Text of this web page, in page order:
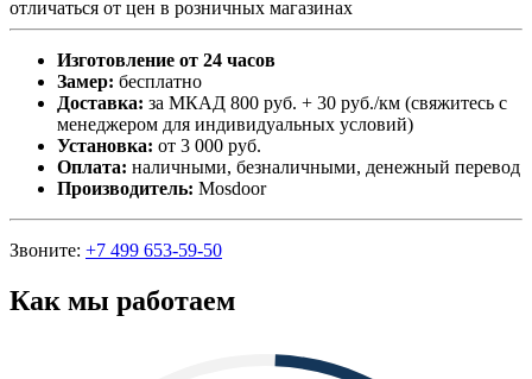
отличаться от цен в розничных магазинах
Изготовление от 24 часов
Замер: бесплатно
Доставка: за МКАД 800 руб. + 30 руб./км (свяжитесь с
менеджером для индивидуальных условий)
Установка: от 3 000 руб.
Оплата: наличными, безналичными, денежный перевод
Производитель: Mosdoor
Звоните: +7 499 653-59-50
Как мы работаем